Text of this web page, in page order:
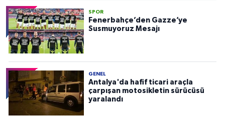
SPOR
Fenerbahçe’den Gazze’ye
Susmuyoruz Mesajı
GENEL
Antalya'da hafif ticari araçla
çarpışan motosikletin sürücüsü
yaralandı